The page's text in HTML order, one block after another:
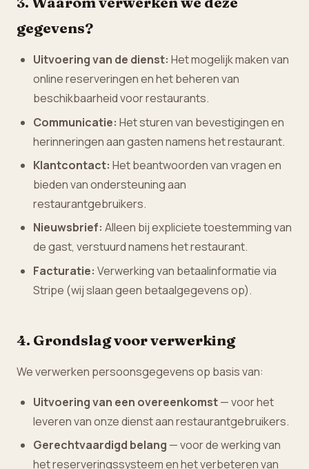
gegevens?
Uitvoering van de dienst: Het mogelijk maken van
online reserveringen en het beheren van
beschikbaarheid voor restaurants.
Communicatie: Het sturen van bevestigingen en
herinneringen aan gasten namens het restaurant.
Klantcontact: Het beantwoorden van vragen en
bieden van ondersteuning aan
restaurantgebruikers.
Nieuwsbrief: Alleen bij expliciete toestemming van
de gast, verstuurd namens het restaurant.
Facturatie: Verwerking van betaalinformatie via
Stripe (wij slaan geen betaalgegevens op).
4. Grondslag voor verwerking
We verwerken persoonsgegevens op basis van:
Uitvoering van een overeenkomst— voor het
leveren van onze dienst aan restaurantgebruikers.
Gerechtvaardigd belang — voor de werking van
het reserveringssysteem en het verbeteren van